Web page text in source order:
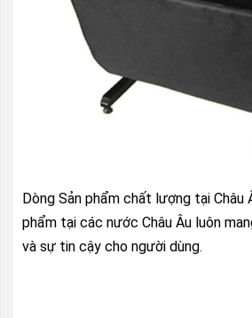
Dòng Sản phẩm chất lượng tại Châu
phẩm tại các nước Châu Âu luôn
và sự tin cậy cho người dùng.